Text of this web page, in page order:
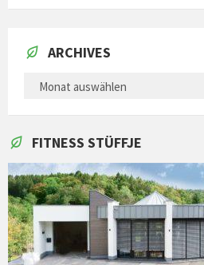
ARCHIVES
ARCHIVES
FITNESS STÜFFJE